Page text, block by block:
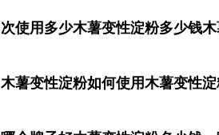
次使用多少木薯变性淀粉多少钱
木薯变性淀粉如何使用木薯变性